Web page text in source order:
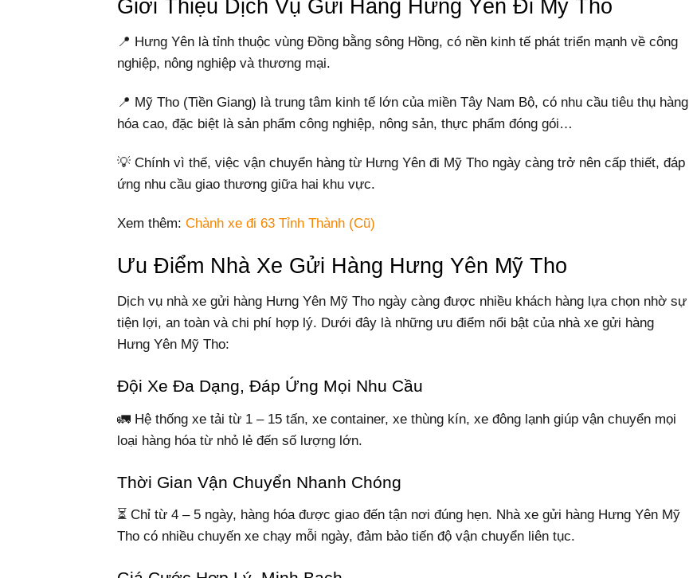
Giới Thiệu Dịch Vụ Gửi Hàng Hưng Yên Đi Mỹ Tho
📍 Hưng Yên là tỉnh thuộc vùng Đồng bằng sông Hồng, có nền kinh tế phát triển mạnh về công
nghiệp, nông nghiệp và thương mại.
📍 Mỹ Tho (Tiền Giang) là trung tâm kinh tế lớn của miền Tây Nam Bộ, có nhu cầu tiêu thụ hàng
hóa cao, đặc biệt là sản phẩm công nghiệp, nông sản, thực phẩm đóng gói…
💡 Chính vì thế, việc vận chuyển hàng từ Hưng Yên đi Mỹ Tho ngày càng trở nên cấp thiết, đáp
ứng nhu cầu giao thương giữa hai khu vực.
Xem thêm: Chành xe đi 63 Tỉnh Thành (Cũ)
Ưu Điểm Nhà Xe Gửi Hàng Hưng Yên Mỹ Tho
Dịch vụ nhà xe gửi hàng Hưng Yên Mỹ Tho ngày càng được nhiều khách hàng lựa chọn nhờ sự
tiện lợi, an toàn và chi phí hợp lý. Dưới đây là những ưu điểm nổi bật của nhà xe gửi hàng
Hưng Yên Mỹ Tho:
Đội Xe Đa Dạng, Đáp Ứng Mọi Nhu Cầu
🚛 Hệ thống xe tải từ 1 – 15 tấn, xe container, xe thùng kín, xe đông lạnh giúp vận chuyển mọi
loại hàng hóa từ nhỏ lẻ đến số lượng lớn.
Thời Gian Vận Chuyển Nhanh Chóng
⏳ Chỉ từ 4 – 5 ngày, hàng hóa được giao đến tận nơi đúng hẹn. Nhà xe gửi hàng Hưng Yên Mỹ
Tho có nhiều chuyến xe chạy mỗi ngày, đảm bảo tiến độ vận chuyển liên tục.